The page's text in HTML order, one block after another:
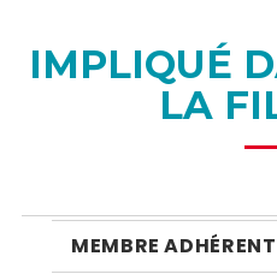
IMPLIQUÉ
LA
MEMBRE ADHÉRENT